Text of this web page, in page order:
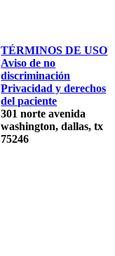
TÉRMINOS DE USO
Aviso de no
discriminación
Privacidad y derechos
del paciente
301 norte avenida
washington, dallas, tx
75246